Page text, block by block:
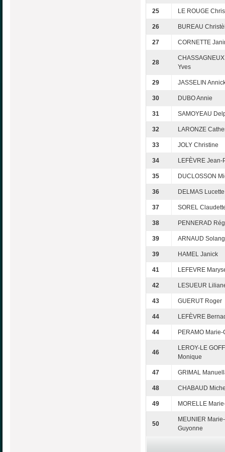
25 LE ROUGE
26 BUREAU
27 CORNETTE
28
Yves
29 JASSELIN
30 DUBO Annie
31 SAMOYEAU
32 LARONZE
33 JOLY Christine
34 LEFÈVRE Jean-
35 DUCLOSSON
36 DELMAS Lucette
37 SOREL
38 PENNERAD
39 ARNAUD
39 HAMEL Janick
41 LEFEVRE
42 LESUEUR
43 GUERUT Roger
44 LEFÈVRE
44 PERAMO
46
LEROY-LE GOFF
Monique
47 GRIMAL
48 CHABAUD
49 MORELLE
50
MEUNIER Marie-
Guyonne